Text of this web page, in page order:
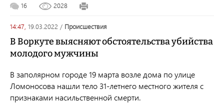
16 2028
14:47, 19.03.2022 / происшествия
В Воркуте выясняют обстоятельства убийства
молодого мужчины
В заполярном городе 19 марта возле дома по улице
Ломоносова нашли тело 31-летнего местного жителя с
признаками насильственной смерти.